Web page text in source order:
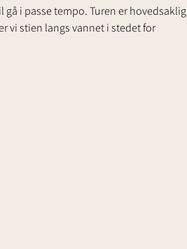
i passe tempo. Turen er hovedsaklig
vi stien langs vannet i stedet for